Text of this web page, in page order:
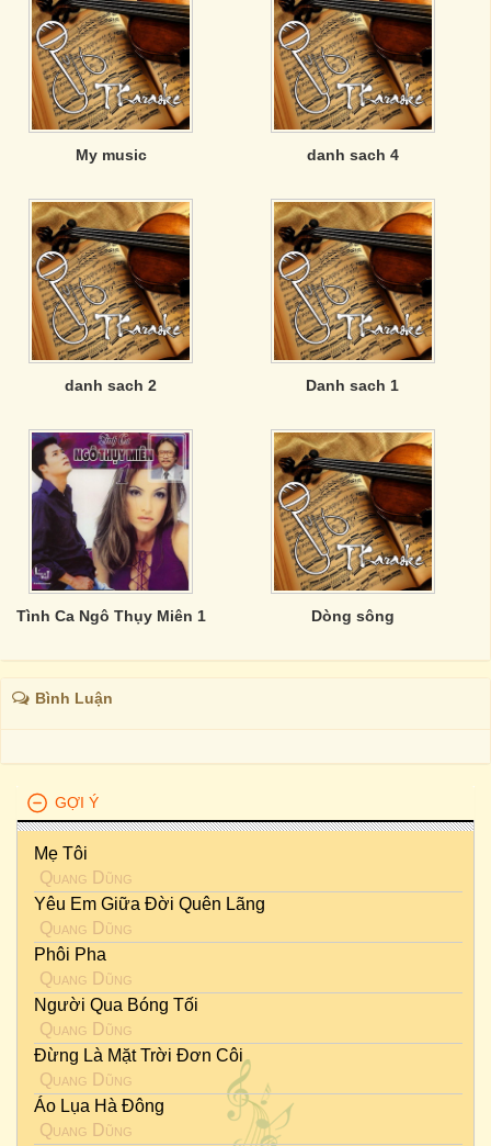
My music danh sach 4
danh sach 2 Danh sach 1
Tình Ca Ngô Thụy Miên 1 Dòng sông
Bình Luận
GỢI Ý
Mẹ Tôi
Quang Dũng
Yêu Em Giữa Đời Quên Lãng
Quang Dũng
Phôi Pha
Quang Dũng
Người Qua Bóng Tối
Quang Dũng
Đừng Là Mặt Trời Đơn Côi
Quang Dũng
Áo Lụa Hà Đông
Quang Dũng